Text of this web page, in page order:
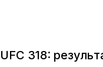
UFC 318: